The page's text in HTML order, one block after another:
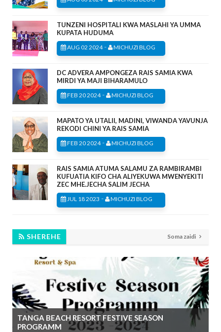
TUNZENI HOSPITALI KWA MASLAHI YA UMMA
KUPATA HUDUMA
AUG 02 2024- MICHUZI BLOG
DC ADVERA AMPONGEZA RAIS SAMIA KWA
MIRDI YA MAJI BIHARAMULO
FEB 20 2024- MICHUZI BLOG
MAPATO YA UTALII, MADINI, VIWANDA YAVUNJA
REKODI CHINI YA RAIS SAMIA
FEB 20 2024- MICHUZI BLOG
RAIS SAMIA ATUMA SALAMU ZA RAMBIRAMBI
KUFUATIA KIFO CHA ALIYEKUWA MWENYEKITI
ZEC MHE.JECHA SALIM JECHA
JUL 18 2023 - MICHUZI BLOG
SHEREHE Soma zaidi
TANGA BEACH RESORT FESTIVE SEASON
PROGRAMM